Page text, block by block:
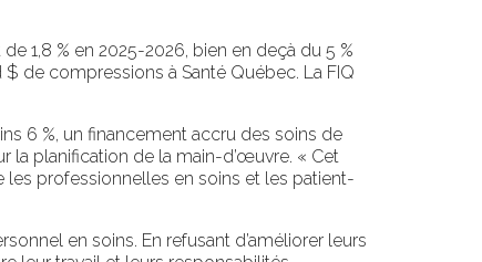
1,8 % en 2025-2026, bien en deçà du 5 %
de compressions à Santé Québec. La FIQ
6 %, un financement accru des soins de
la planification de la main-d’œuvre. « Cet
les professionnelles en soins et les patient-
en soins. En refusant d’améliorer leurs